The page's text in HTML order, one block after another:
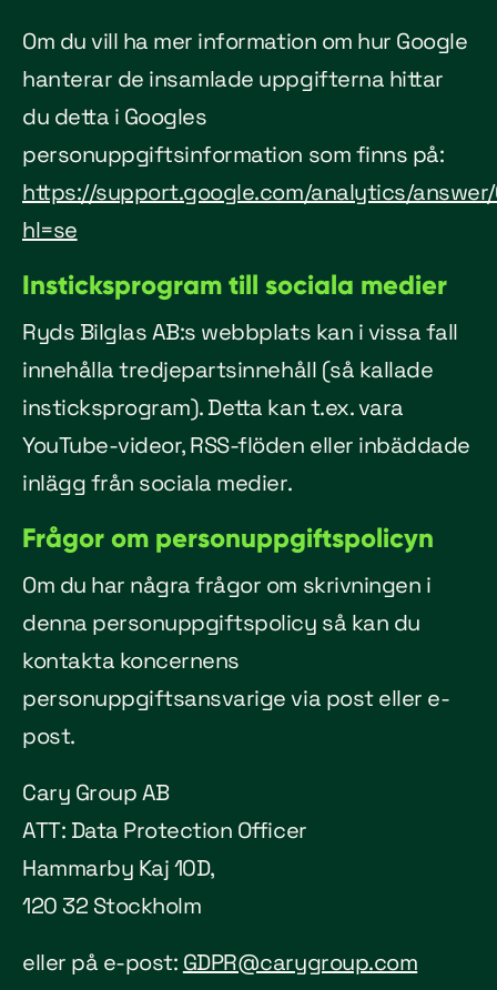
Om du vill ha mer information om hur Google
hanterar de insamlade uppgifterna hittar
du detta i Googles
personuppgiftsinformation som finns på:
https://support.google.com/analytics/
hl=se
Insticksprogram till sociala medier
Ryds Bilglas AB:s webbplats kan i vissa fall
innehålla tredjepartsinnehåll (så kallade
insticksprogram). Detta kan t.ex. vara
YouTube-videor, RSS-flöden eller inbäddade
inlägg från sociala medier.
Frågor om personuppgiftspolicyn
Om du har några frågor om skrivningen i
denna personuppgiftspolicy så kan du
kontakta koncernens
personuppgiftsansvarige via post eller e-
post.
Cary Group AB
ATT: Data Protection Officer
Hammarby Kaj 10D,
120 32 Stockholm
eller på e-post: GDPR@carygroup.com